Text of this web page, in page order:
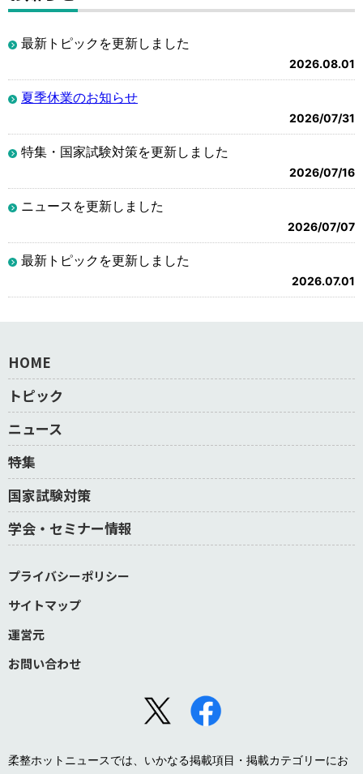
最新トピックを更新しました
2026.08.01
夏季休業のお知らせ
2026/07/31
特集・国家試験対策を更新しました
2026/07/16
ニュースを更新しました
2026/07/07
最新トピックを更新しました
2026.07.01
HOME
トピック
ニュース
特集
国家試験対策
学会・セミナー情報
プライバシーポリシー
サイトマップ
運営元
お問い合わせ
柔整ホットニュースでは、いかなる掲載項目・掲載カテゴリーにお